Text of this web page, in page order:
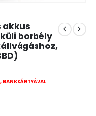
akkus
borbély
BANKKÁRTYÁVAL